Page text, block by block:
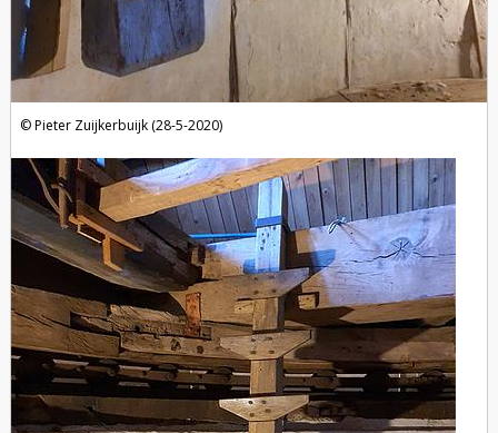
Pieter Zuijkerbuijk (28-5-2020)